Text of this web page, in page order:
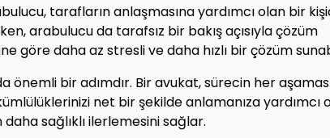
tarafların anlaşmasına yardımcı olan bir
arabulucu da tarafsız bir bakış açısıyla çözüm
göre daha az stresli ve daha hızlı bir çözüm
önemli bir adımdır. Bir avukat, sürecin her
net bir şekilde anlamanıza yardımcı
sağlıklı ilerlemesini sağlar.